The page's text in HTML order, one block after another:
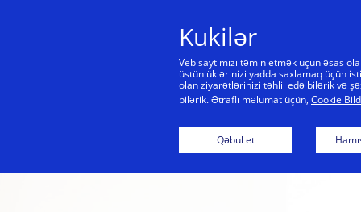
Kukilər
Veb saytımızı təmin etmək üçün əsas
üstünlüklərinizi yadda saxlamaq üçün
olan ziyarətlərinizi təhlil edə bilərik və
bilərik. Ətraflı məlumat üçün, Cookie
Qəbul et